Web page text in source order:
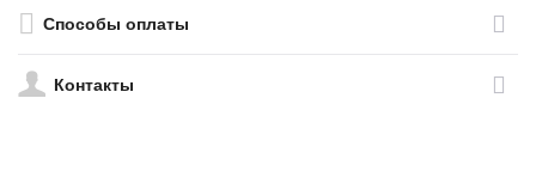
Способы оплаты
Контакты